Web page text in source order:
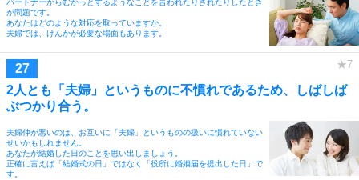
パートナーからむかっとするようなことを言われたりされたりしたとき
が問題です。
あなたはどのような対応を取っていますか。
夫婦では、けんかが必要な場面もあります。
2人とも「夫婦」というものに不慣れであるため、しばしば
ぶつかり合う。
夫婦仲が悪いのは、お互いに「夫婦」というものの扱いに慣れていない
せいかもしれません。
あなたが結婚した日のことを思い出しましょう。
正確に言えば「結婚式の日」ではなく「役所に婚姻届を提出した日」で
す。